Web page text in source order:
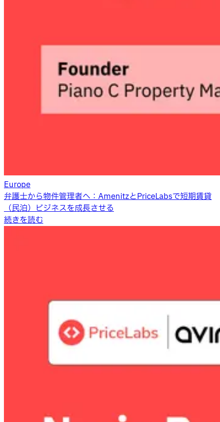
Europe
弁護士から物件管理者へ：AmenitzとPriceLabsで短期賃貸
（民泊）ビジネスを成長させる
続きを読む